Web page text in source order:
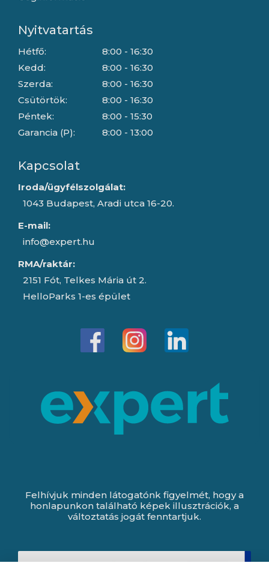
Nyitvatartás
Hétfő:
Kedd:
Szerda:
Csütörtök:
Péntek:
Garancia (P):
8:00 - 16:30
8:00 - 16:30
8:00 - 16:30
8:00 - 16:30
8:00 - 15:30
8:00 - 13:00
Kapcsolat
Iroda/ügyfélszolgálat:
1043 Budapest, Aradi utca 16-20.
E-mail:
info@expert.hu
RMA/raktár:
2151 Fót, Telkes Mária út 2.
HelloParks 1-es épület
Felhívjuk minden látogatónk figyelmét, hogy a
honlapunkon található képek illusztrációk, a
változtatás jogát fenntartjuk.